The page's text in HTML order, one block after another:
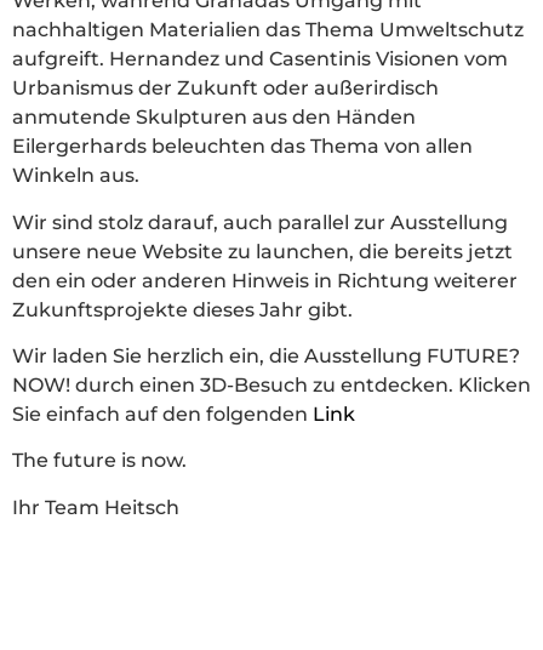
nachhaltigen Materialien das Thema Umweltschutz
aufgreift. Hernandez und Casentinis Visionen vom
Urbanismus der Zukunft oder außerirdisch
anmutende Skulpturen aus den Händen
Eilergerhards beleuchten das Thema von allen
Winkeln aus.
Wir sind stolz darauf, auch parallel zur Ausstellung
unsere neue Website zu launchen, die bereits jetzt
den ein oder anderen Hinweis in Richtung weiterer
Zukunftsprojekte dieses Jahr gibt.
Wir laden Sie herzlich ein, die Ausstellung FUTURE?
NOW! durch einen 3D-Besuch zu entdecken. Klicken
Sie einfach auf den folgenden Link
The future is now.
Ihr Team Heitsch